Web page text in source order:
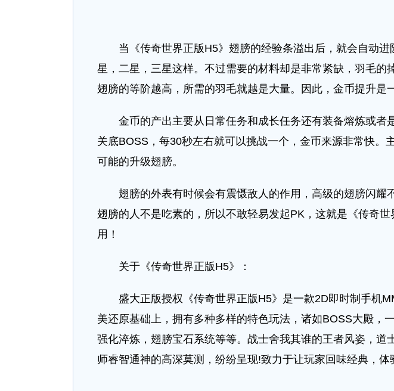
当《传奇世界正版H5》翅膀的经验条溢出后，就会自动进
星，二星，三星这样。不过需要的材料却是非常紧缺，羽毛的
翅膀的等阶越高，所需的羽毛就越是大量。因此，金币提升是
金币的产出主要从日常任务和成长任务还有装备熔炼或者
关底BOSS，每30秒左右就可以挑战一个，金币来源非常快。
可能的升级翅膀。
翅膀的外表有时候会有震慑敌人的作用，高级的翅膀闪耀
翅膀的人不是吃素的，所以不敢轻易发起PK，这就是《传奇
用！
关于《传奇世界正版H5》：
盛大正版授权《传奇世界正版H5》是一款2D即时制手机
美还原基础上，拥有多种多样的特色玩法，诸如BOSS大殿，
强化淬炼，翅膀宝石系统等等。战士舍我其谁的王者风姿，道
师睿智通神的高深莫测，纷纷呈现!致力于让玩家回味经典，体